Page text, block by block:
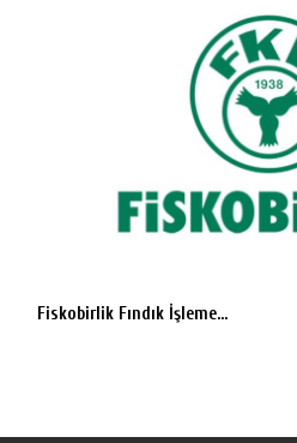
Fiskobirlik Fındık İşleme...